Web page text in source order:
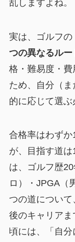
乱しますよね。
実は、ゴルフの
つの異なるルー
格・難易度・費
ため、自分（
的に応じて選ぶ
合格率はわず
が、目指す道
は、ゴルフ歴
ロ）・JPGA（
つの道につい
後のキャリア
頃には、「自